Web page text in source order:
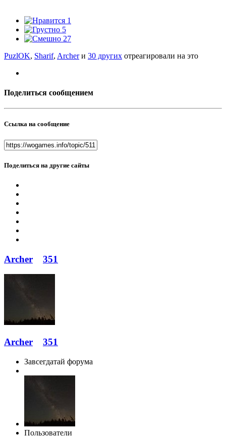
1
5
27
PuzlOK, Sharif, Archerи 30 других отреагировали на это
Поделиться сообщением
Ссылка на сообщение
Поделиться на другие сайты
Archer 351
Archer 351
Завсегдатай форума
Пользователи